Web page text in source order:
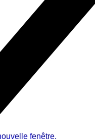
fenêtre.